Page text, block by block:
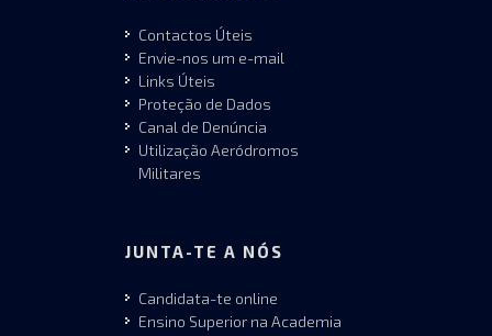
Contactos Úteis
Envie-nos um e-mail
Links Úteis
Proteção de Dados
Canal de Denúncia
Utilização Aeródromos
Militares
JUNTA-TE A NÓS
Candidata-te online
Ensino Superior na Academia